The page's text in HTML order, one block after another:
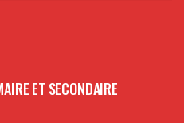
ET SECONDAIRE